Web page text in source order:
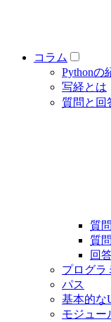
コラム
Pythonの
写経とは
質問と回
質
質
回
プログラ
パス
基本的な
モジュー